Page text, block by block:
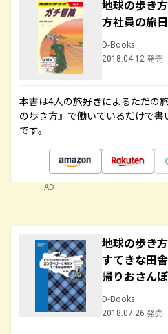
地球の歩き
方社員の旅
D-Books
2018.04.12 発売
本書は4人の旅好きによるただの
の歩き方』で働いているだけで
です。
AD
地球の歩き
すてきな田
帰りおさん
D-Books
2018.07.26 発売